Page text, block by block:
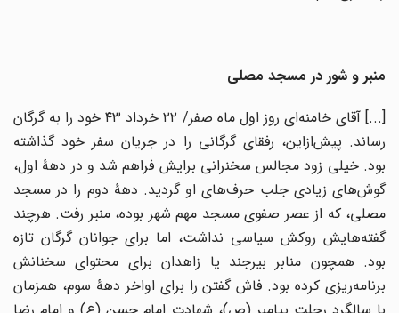
منبر و شور در مسجد مصلی
[...] آقای خامنه‌ای روز اول ماه صفر/ ۲۲ خرداد ۴۳ خود را به گرگان
رساند. پیش‌ازاین، رفقای گرگانی را در جریان سفر خود گذاشته
بود. خیلی زود مجالس سخنرانی برایش فراهم شد و در دهۀ اول،
گوش‌های زیادی جلب حرف‌های او گردید. دهۀ دوم را در مسجد
مصلی، که از عصر صفوی مسجد مهم شهر بوده، منبر رفت. هرچند
گفته‌هایش روکش سیاسی نداشت، اما برای جوانان گرگان تازه
بود. همچون منابر بیرجند یا زاهدان برای محتوای سخنانش
برنامه‌ریزی کرده بود. فاش گفتن را برای اواخر دهۀ سوم، همزمان